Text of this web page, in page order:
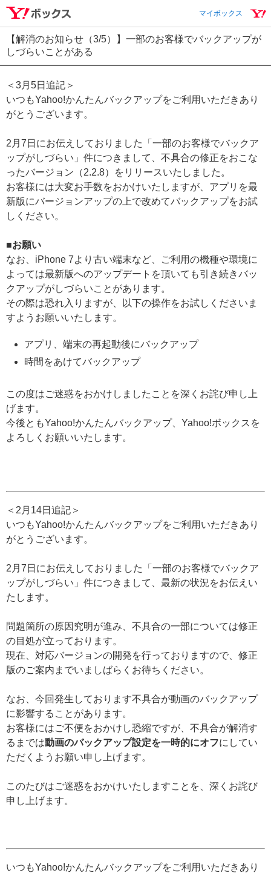
マイボックス
【解消のお知らせ（3/5）】一部のお客様でバックアップが
しづらいことがある
＜3月5日追記＞
いつもYahoo!かんたんバックアップをご利用いただきあり
がとうございます。
2月7日にお伝えしておりました「一部のお客様でバックア
ップがしづらい」件につきまして、不具合の修正をおこな
ったバージョン（2.2.8）をリリースいたしました。
お客様には大変お手数をおかけいたしますが、アプリを最
新版にバージョンアップの上で改めてバックアップをお試
しください。
■お願い
なお、iPhone 7より古い端末など、ご利用の機種や環境に
よっては最新版へのアップデートを頂いても引き続きバッ
クアップがしづらいことがあります。
その際は恐れ入りますが、以下の操作をお試しくださいま
すようお願いいたします。
アプリ、端末の再起動後にバックアップ
時間をあけてバックアップ
この度はご迷惑をおかけしましたことを深くお詫び申し上
げます。
今後ともYahoo!かんたんバックアップ、Yahoo!ボックスを
よろしくお願いいたします。
＜2月14日追記＞
いつもYahoo!かんたんバックアップをご利用いただきあり
がとうございます。
2月7日にお伝えしておりました「一部のお客様でバックア
ップがしづらい」件につきまして、最新の状況をお伝えい
たします。
問題箇所の原因究明が進み、不具合の一部については修正
の目処が立っております。
現在、対応バージョンの開発を行っておりますので、修正
版のご案内までいましばらくお待ちください。
なお、今回発生しております不具合が動画のバックアップ
に影響することがあります。
お客様にはご不便をおかけし恐縮ですが、不具合が解消す
るまでは動画のバックアップ設定を一時的にオフにしてい
ただくようお願い申し上げます。
このたびはご迷惑をおかけいたしますことを、深くお詫び
申し上げます。
いつもYahoo!かんたんバックアップをご利用いただきあり